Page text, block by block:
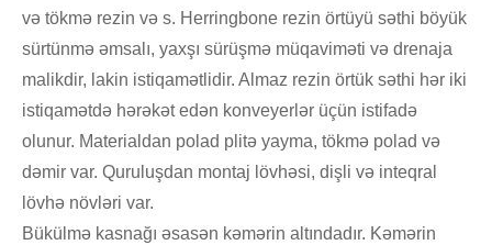
və tökmə rezin və s. Herringbone rezin örtüyü səthi böyük
sürtünmə əmsalı, yaxşı sürüşmə müqaviməti və drenaja
malikdir, lakin istiqamətlidir. Almaz rezin örtük səthi hər iki
istiqamətdə hərəkət edən konveyerlər üçün istifadə
olunur. Materialdan polad plitə yayma, tökmə polad və
dəmir var. Quruluşdan montaj lövhəsi, dişli və inteqral
lövhə növləri var.
Bükülmə kasnağı əsasən kəmərin altındadır. Kəmərin